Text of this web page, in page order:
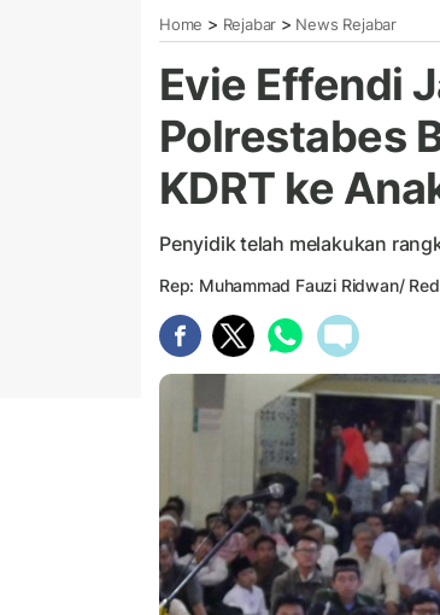
Home > Rejabar > News Rejabar
Evie Effendi
Polrestabes
KDRT ke
Penyidik telah melakukan
Rep: Muhammad Fauzi Ridwan/